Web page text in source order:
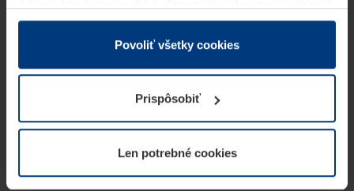
v rámci Vášho využívania služieb.
Z právneho hľadiska môžeme cookies ukladať na Vašom
prevádzku tejto stránky. Pre všetky ostatné typy cookie
potrebujeme Vaše povolenie. Vaše povolenie môžete
kedykoľvek zmeniť alebo odvolať vo vysvetlení cookie
našej webovej stránky.
Povoliť všetky cookies
Prispôsobiť
Len potrebné cookies